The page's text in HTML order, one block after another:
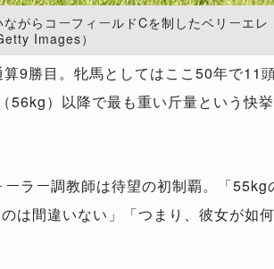
がらコーフィールドCを制したベリーエレ
Images）
9勝目。牝馬としてはここ50年で11
56kg）以降で最も重い斤量という快挙
ラー調教師は待望の初制覇。「55kg
は間違いない」「つまり、彼女が如何